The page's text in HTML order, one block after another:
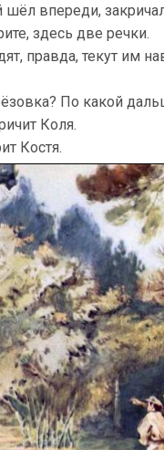
впереди,
здесь две речки.
правда, текут им
По какой
Коля.
Костя.